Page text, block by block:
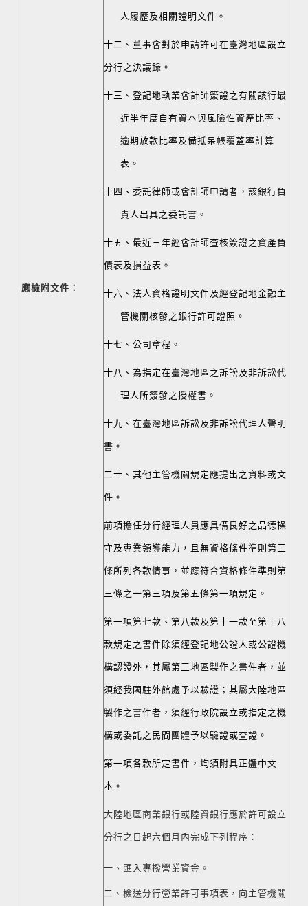
應檢附文件：
人履歷及相關證明文件。
十二、董事會對於申請許可在臺灣地區設立
分行之決議錄。
十三、登記地執業會計師簽證之有關該行最
近半年度自有資本與風險性資產比率、
逾期放款比率及備抵呆帳覆蓋率計算
表。
十四、委託律師或會計師申請者，該銀行負
責人出具之委託書。
十五、最近三年經會計師查核簽證之資產負
債表及損益表。
十六、法人資格證明文件及經登記地金融主
管機關核發之銀行許可證照。
十七、公司章程。
十八、為指定在臺灣地區之訴訟及非訴訟代
理人所簽發之授權書。
十九、在臺灣地區訴訟及非訴訟代理人聲明
書。
二十、其他主管機關規定應提出之資料或文
件。
前項擔任分行經理人員應具備良好之品德操
守及專業領導能力，且無資格條件準則第三
條所列各款情事，並應符合資格條件準則第
三條之一第三項及第五條第一項規定。
第一項第七款、第八款及第十一款至第十八
款規定之書件除須經登記地公證人或公證機
構認證外，其屬第三地區製作之書件者，並
須經我國駐外館處予以驗證；其屬大陸地區
製作之書件者，須經行政院設立或指定之機
構或委託之民間團體予以驗證或查證。
第一項各款所定書件，均須附具正體中文
本。
大陸地區商業銀行或陸資銀行應於許可設立
分行之日起六個月內完成下列程序：
一、匯入專撥營業資金。
二、檢送分行營業許可事項表，向主管機關